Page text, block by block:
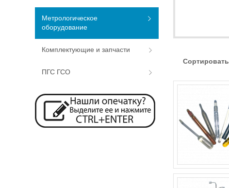
Метрологическое
оборудование
Комплектующие и запчасти
ПГС ГСО